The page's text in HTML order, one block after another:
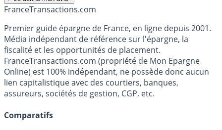
FranceTransactions.com
Premier guide épargne de France, en ligne depuis 2001.
Média indépendant de référence sur l'épargne, la
fiscalité et les opportunités de placement.
FranceTransactions.com (propriété de Mon Epargne
Online) est 100% indépendant, ne possède donc aucun
lien capitalistique avec des courtiers, banques,
assureurs, sociétés de gestion, CGP, etc.
Comparatifs